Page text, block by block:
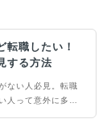
転職したい！
する方法
ない人必見。転職
人って意外に多い